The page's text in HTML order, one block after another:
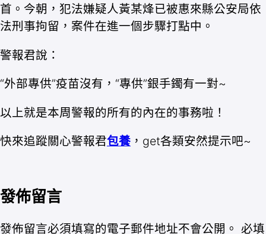
首。今朝，犯法嫌疑人黃某烽已被惠來縣公安局依
法刑事拘留，案件在進一個步驟打點中。
警報君說：
“外部專供”疫苗沒有，“專供”銀手鐲有一對~
以上就是本周警報的所有的內在的事務啦！
快來追蹤關心警報君包養 ，get各類安然提示吧~
發佈留言
發佈留言必須填寫的電子郵件地址不會公開。 必填